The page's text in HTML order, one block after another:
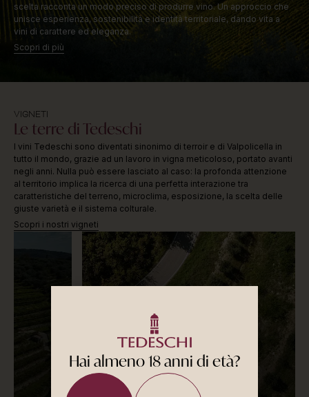
scelta racconta un modo preciso di produrre vino. Un approccio che
unisce esperienza, sostenibilità e identità territoriale, dando vita a
vini di carattere ed eleganza.
Scopri di più
VIGNETI
Le terre di Tedeschi
I vini Tedeschi sono diventati sinonimo di terroir e di Valpolicella in
tutto il mondo, grazie ad un lavoro in vigna meticoloso, portato avanti
negli anni. Nulla può essere lasciato al caso: la profonda attenzione
al territorio implica la ricerca di una perfetta interazione tra
caratteristiche del terreno, microclima, esposizione, la scelta delle
giuste varietà e il sistema colturale.
Scopri i nostri vigneti
Fabriseria
Hai almeno 18 anni di età?